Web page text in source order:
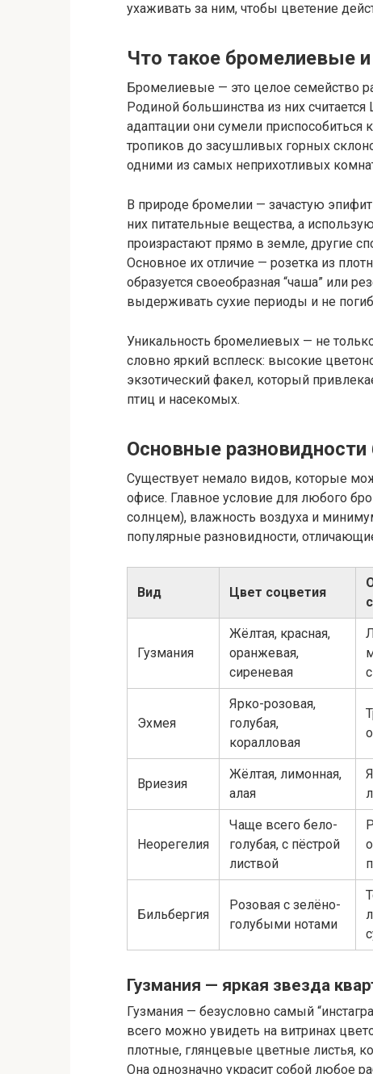
ухаживать за ним, чтобы цветение
Что такое бромелиевые
Бромелиевые — это целое семейство
Родиной большинства из них
адаптации они сумели
тропиков до засушливых горных
одними из самых неприхотливых
В природе бромелии — зачастую
них питательные вещества, а
произрастают прямо в земле, другие
Основное их отличие — розетка из
образуется своеобразная “чаша” или
выдерживать сухие периоды и не
Уникальность бромелиевых — не
словно яркий всплеск: высокие
экзотический факел, который
птиц и насекомых.
Основные
Существует немало видов, которые
офисе. Главное условие для любого
солнцем), влажность воздуха и
популярные разновидности,
Вид Цвет соцветия
Гузмания
Жёлтая, красная,
оранжевая,
сиреневая
Эхмея
Ярко-розовая,
голубая,
коралловая
Вриезия
Жёлтая, лимонная,
алая
Неорегелия
Чаще всего бело-
голубая, с пёстрой
листвой
Бильбергия
Розовая с зелёно-
голубыми нотами
Гузмания — яркая звезда
Гузмания — безусловно самый
всего можно увидеть на витринах
плотные, глянцевые цветные листья,
Она однозначно украсит собой любое